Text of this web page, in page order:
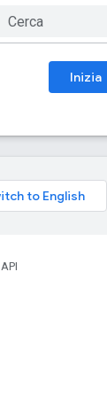
Inizia